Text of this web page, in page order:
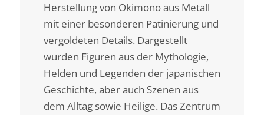
Herstellung von Okimono aus Metall
mit einer besonderen Patinierung und
vergoldeten Details. Dargestellt
wurden Figuren aus der Mythologie,
Helden und Legenden der japanischen
Geschichte, aber auch Szenen aus
dem Alltag sowie Heilige. Das Zentrum